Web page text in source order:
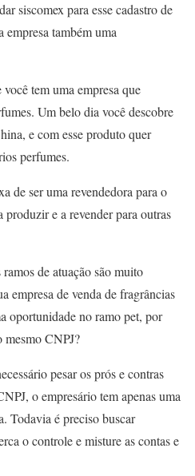
siscomex para esse cadastro de
empresa também uma
tem uma empresa que
Um belo dia você descobre
e com esse produto quer
perfumes.
de ser uma revendedora para o
e a revender para outras
de atuação são muito
empresa de venda de fragrâncias
oportunidade no ramo pet, por
CNPJ?
pesar os prós e contras
o empresário tem apenas uma
Todavia é preciso buscar
o controle e misture as contas e